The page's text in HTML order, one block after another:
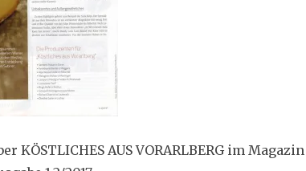
KÖSTLICHES AUS VORARLBERG im